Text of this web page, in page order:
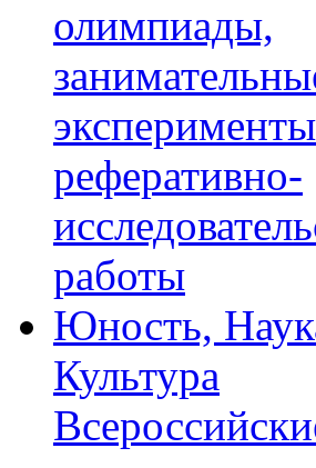
олимпиады,
реферативно-
работы
Юность,
Культура